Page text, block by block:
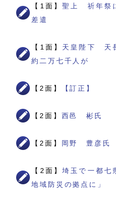
【1面】聖上 祈年祭
差遣
【1面】 天皇陛下 天
約二万七千人が
【2面】 【訂正】
【2面】 西邑 彬氏
【2面】 岡野 豊彦氏
【2面】埼玉で一都
地域防災の拠点に」